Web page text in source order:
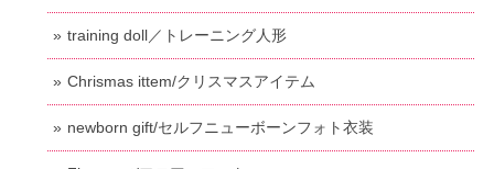
training doll／トレーニング人形
Chrismas ittem/クリスマスアイテム
newborn gift/セルフニューボーンフォト衣装